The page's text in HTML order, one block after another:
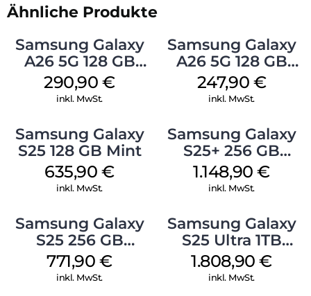
Ähnliche Produkte
Samsung Galaxy
A26 5G 128 GB
White
290,90€
inkl. MwSt.
Samsung Galaxy
A26 5G 128 GB
Black
247,90 €
inkl. MwSt.
Samsung Galaxy
S25 128 GB Mint
635,90€
inkl. MwSt.
Samsung Galaxy
S25+ 256 GB
Icyblue
1.148,90€
inkl. MwSt.
Samsung Galaxy
S25 256 GB
Icyblue
771,90€
inkl. MwSt.
Samsung Galaxy
S25 Ultra 1TB
Titanium Black
1.808,90€
inkl. MwSt.